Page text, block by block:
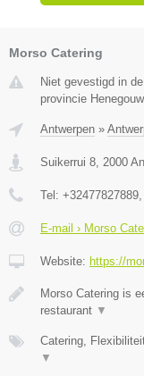
Morso Catering
Niet gevestigd in
provincie
Antwerpen »
Suikerrui 8 2000
Tel: +32477827889
E-mail › Morso
Website: https://
Morso Catering is
restaurant ▼
Catering,
▼